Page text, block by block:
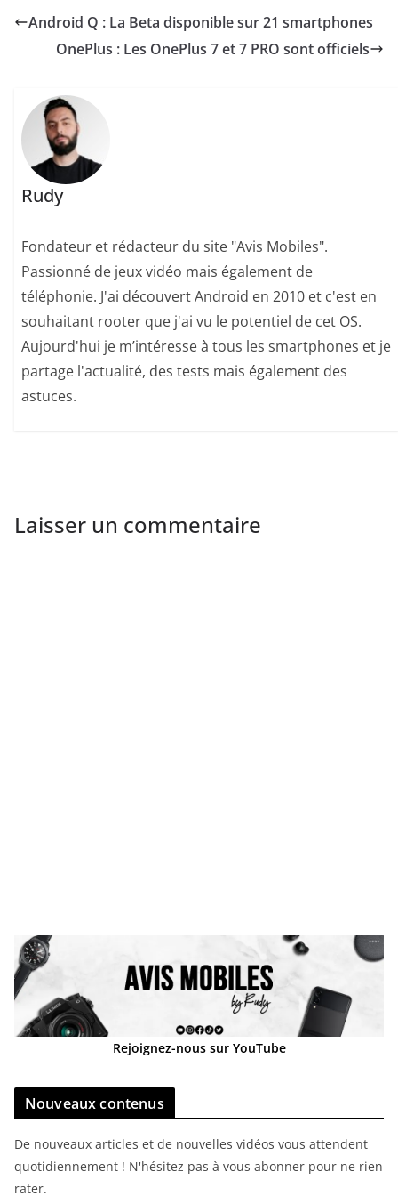
Android Q : La Beta disponible sur 21 smartphones
OnePlus : Les OnePlus 7 et 7 PRO sont officiels
Rudy
Fondateur et rédacteur du site "Avis Mobiles".
Passionné de jeux vidéo mais également de
téléphonie. J'ai découvert Android en 2010 et c'est en
souhaitant rooter que j'ai vu le potentiel de cet OS.
Aujourd'hui je m’intéresse à tous les smartphones et je
partage l'actualité, des tests mais également des
astuces.
Laisser un commentaire
Rejoignez-nous sur YouTube
Nouveaux contenus
De nouveaux articles et de nouvelles vidéos vous attendent
quotidiennement ! N'hésitez pas à vous abonner pour ne rien
rater.